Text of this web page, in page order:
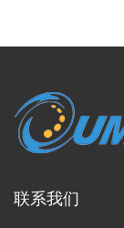
联系我们